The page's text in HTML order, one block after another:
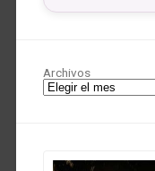
Archivos